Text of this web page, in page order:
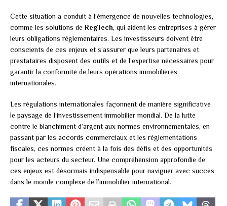
Cette situation a conduit à l’émergence de nouvelles technologies,
comme les solutions deRegTech, qui aident les entreprises à gérer
leurs obligations réglementaires. Les investisseurs doivent être
conscients de ces enjeux et s’assurer que leurs partenaires et
prestataires disposent des outils et de l’expertise nécessaires pour
garantir la conformité de leurs opérations immobilières
internationales.
Les régulations internationales façonnent de manière significative
le paysage de l’investissement immobilier mondial. De la lutte
contre le blanchiment d’argent aux normes environnementales, en
passant par les accords commerciaux et les réglementations
fiscales, ces normes créent à la fois des défis et des opportunités
pour les acteurs du secteur. Une compréhension approfondie de
ces enjeux est désormais indispensable pour naviguer avec succès
dans le monde complexe de l’immobilier international.